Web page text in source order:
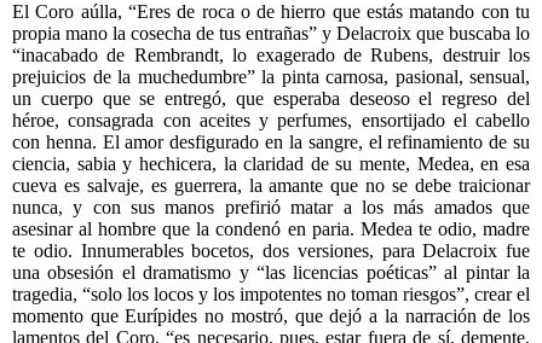
El Coro aúlla, “Eres de roca o de hierro que estás matando con tu
propia mano la cosecha de tus entrañas” y Delacroix que buscaba lo
“inacabado de Rembrandt, lo exagerado de Rubens, destruir los
prejuicios de la muchedumbre” la pinta carnosa, pasional, sensual,
un cuerpo que se entregó, que esperaba deseoso el regreso del
héroe, consagrada con aceites y perfumes, ensortijado el cabello
con henna. El amor desfigurado en la sangre, el refinamiento de su
ciencia, sabia y hechicera, la claridad de su mente, Medea, en esa
cueva es salvaje, es guerrera, la amante que no se debe traicionar
nunca, y con sus manos prefirió matar a los más amados que
asesinar al hombre que la condenó en paria. Medea te odio, madre
te odio. Innumerables bocetos, dos versiones, para Delacroix fue
una obsesión el dramatismo y “las licencias poéticas” al pintar la
tragedia, “solo los locos y los impotentes no toman riesgos”, crear el
momento que Eurípides no mostró, que dejó a la narración de los
lamentos del Coro, “es necesario, pues, estar fuera de sí, demente,